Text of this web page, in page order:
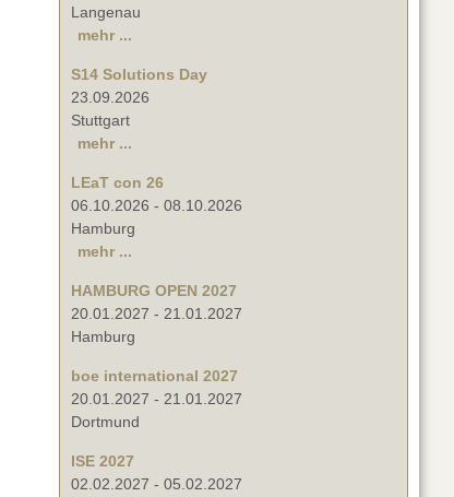
Langenau
mehr ...
S14 Solutions Day
23.09.2026
Stuttgart
mehr ...
LEaT con 26
06.10.2026 - 08.10.2026
Hamburg
mehr ...
HAMBURG OPEN 2027
20.01.2027 - 21.01.2027
Hamburg
boe international 2027
20.01.2027 - 21.01.2027
Dortmund
ISE 2027
02.02.2027 - 05.02.2027